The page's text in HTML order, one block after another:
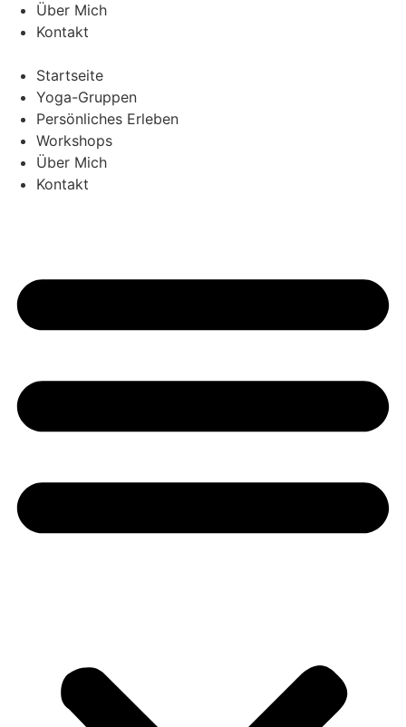
Über Mich
Kontakt
Startseite
Yoga-Gruppen
Persönliches Erleben
Workshops
Über Mich
Kontakt